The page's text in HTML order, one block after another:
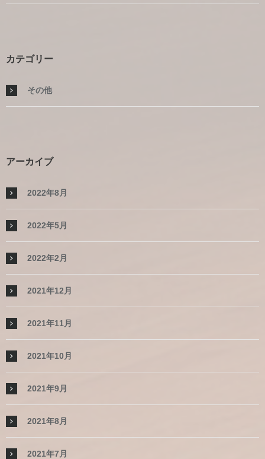
カテゴリー
その他
アーカイブ
2022年8月
2022年5月
2022年2月
2021年12月
2021年11月
2021年10月
2021年9月
2021年8月
2021年7月